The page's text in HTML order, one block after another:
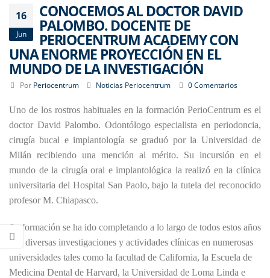
16
Jun
CONOCEMOS AL DOCTOR DAVID
PALOMBO. DOCENTE DE
PERIOCENTRUM ACADEMY CON
UNA ENORME PROYECCIÓN EN EL
MUNDO DE LA INVESTIGACIÓN
Por Periocentrum Noticias Periocentrum 0 Comentarios
Uno de los rostros habituales en la formación PerioCentrum es el
doctor David Palombo. Odontólogo especialista en periodoncia,
cirugía bucal e implantología se graduó por la Universidad de
Milán recibiendo una mención al mérito. Su incursión en el
mundo de la cirugía oral e implantológica la realizó en la clínica
universitaria del Hospital San Paolo, bajo la tutela del reconocido
profesor M. Chiapasco.
Su formación se ha ido completando a lo largo de todos estos años
con diversas investigaciones y actividades clínicas en numerosas
universidades tales como la facultad de California, la Escuela de
Medicina Dental de Harvard, la Universidad de Loma Linda e